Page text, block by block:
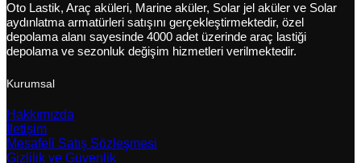
Oto Lastik, Araç aküleri, Marine aküler, Solar jel aküler ve Solar
aydınlatma armatürleri satışını gerçekleştirmektedir, özel
depolama alanı sayesinde 4000 adet üzerinde araç lastiği
depolama ve sezonluk değişim hizmetleri verilmektedir.
Kurumsal
Hakkımızda
İletişim
Mesafeli Satış Sözleşmesi
Gizlilik ve Güvenlik